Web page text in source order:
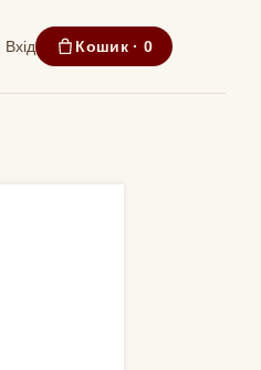
Вхід Кошик · 0